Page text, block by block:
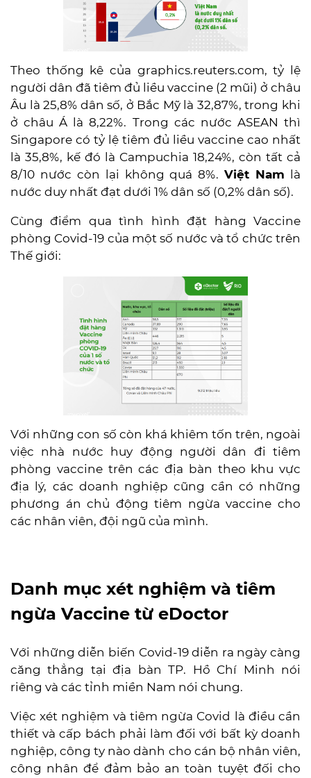
Theo thống kê của graphics.reuters.com, tỷ lệ
người dân đã tiêm đủ liều vaccine (2 mũi) ở châu
Âu là 25,8% dân số, ở Bắc Mỹ là 32,87%, trong khi
ở châu Á là 8,22%. Trong các nước ASEAN thì
Singapore có tỷ lệ tiêm đủ liều vaccine cao nhất
là 35,8%, kế đó là Campuchia 18,24%, còn tất cả
8/10 nước còn lại không quá 8%.Việt Nam là
nước duy nhất đạt dưới 1% dân số (0,2% dân số).
Cùng điểm qua tình hình đặt hàng Vaccine
phòng Covid-19 của một số nước và tổ chức trên
Thế giới:
Với những con số còn khá khiêm tốn trên, ngoài
việc nhà nước huy động người dân đi tiêm
phòng vaccine trên các địa bàn theo khu vực
địa lý, các doanh nghiệp cũng cần có những
phương án chủ động tiêm ngừa vaccine cho
các nhân viên, đội ngũ của mình.
Danh mục xét nghiệm và tiêm
ngừa Vaccine từ eDoctor
Với những diễn biến Covid-19 diễn ra ngày càng
căng thẳng tại địa bàn TP. Hồ Chí Minh nói
riêng và các tỉnh miền Nam nói chung.
Việc xét nghiệm và tiêm ngừa Covid là điều cần
thiết và cấp bách phải làm đối với bất kỳ doanh
nghiệp, công ty nào dành cho cán bộ nhân viên,
công nhân để đảm bảo an toàn tuyệt đối cho